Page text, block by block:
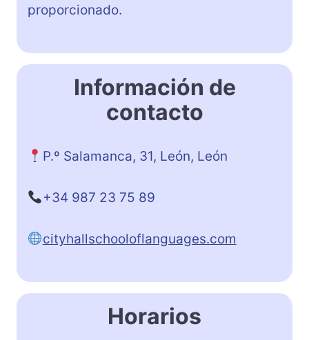
proporcionado.
Información de
contacto
P.º Salamanca, 31, León, León
+34 987 23 75 89
cityhallschooloflanguages.com
Horarios